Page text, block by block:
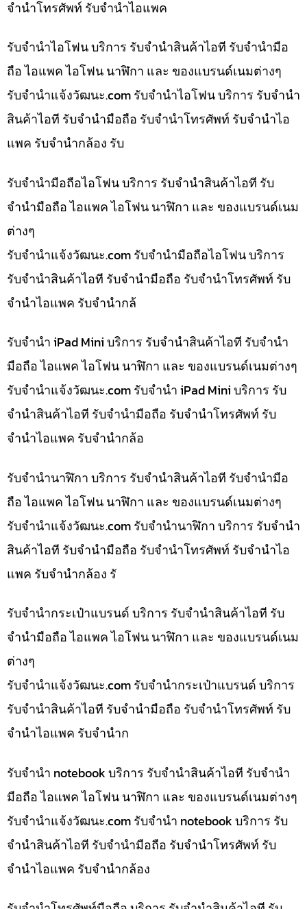
จำนำโทรศัพท์ รับจำนำไอแพค
รับจำนำไอโฟน บริการ รับจำนำสินค้าไอที รับจำนำมือ
ถือ ไอแพค ไอโฟน นาฬิกา และ ของแบรนด์เนมต่างๆ
รับจํานําแจ้งวัฒนะ.com รับจำนำไอโฟน บริการ รับจำนำ
สินค้าไอที รับจำนำมือถือ รับจำนำโทรศัพท์ รับจำนำไอ
แพค รับจำนำกล้อง รับ
รับจำนำมือถือไอโฟน บริการ รับจำนำสินค้าไอที รับ
จำนำมือถือ ไอแพค ไอโฟน นาฬิกา และ ของแบรนด์เนม
ต่างๆ
รับจํานําแจ้งวัฒนะ.com รับจำนำมือถือไอโฟน บริการ
รับจำนำสินค้าไอที รับจำนำมือถือ รับจำนำโทรศัพท์ รับ
จำนำไอแพค รับจำนำกล้
รับจำนำ iPad Mini บริการ รับจำนำสินค้าไอที รับจำนำ
มือถือ ไอแพค ไอโฟน นาฬิกา และ ของแบรนด์เนมต่างๆ
รับจํานําแจ้งวัฒนะ.com รับจำนำ iPad Mini บริการ รับ
จำนำสินค้าไอที รับจำนำมือถือ รับจำนำโทรศัพท์ รับ
จำนำไอแพค รับจำนำกล้อ
รับจำนำนาฬิกา บริการ รับจำนำสินค้าไอที รับจำนำมือ
ถือ ไอแพค ไอโฟน นาฬิกา และ ของแบรนด์เนมต่างๆ
รับจํานําแจ้งวัฒนะ.com รับจำนำนาฬิกา บริการ รับจำนำ
สินค้าไอที รับจำนำมือถือ รับจำนำโทรศัพท์ รับจำนำไอ
แพค รับจำนำกล้อง รั
รับจำนำกระเป๋าแบรนด์ บริการ รับจำนำสินค้าไอที รับ
จำนำมือถือ ไอแพค ไอโฟน นาฬิกา และ ของแบรนด์เนม
ต่างๆ
รับจํานําแจ้งวัฒนะ.com รับจำนำกระเป๋าแบรนด์ บริการ
รับจำนำสินค้าไอที รับจำนำมือถือ รับจำนำโทรศัพท์ รับ
จำนำไอแพค รับจำนำก
รับจำนำ notebook บริการ รับจำนำสินค้าไอที รับจำนำ
มือถือ ไอแพค ไอโฟน นาฬิกา และ ของแบรนด์เนมต่างๆ
รับจํานําแจ้งวัฒนะ.com รับจำนำ notebook บริการ รับ
จำนำสินค้าไอที รับจำนำมือถือ รับจำนำโทรศัพท์ รับ
จำนำไอแพค รับจำนำกล้อง